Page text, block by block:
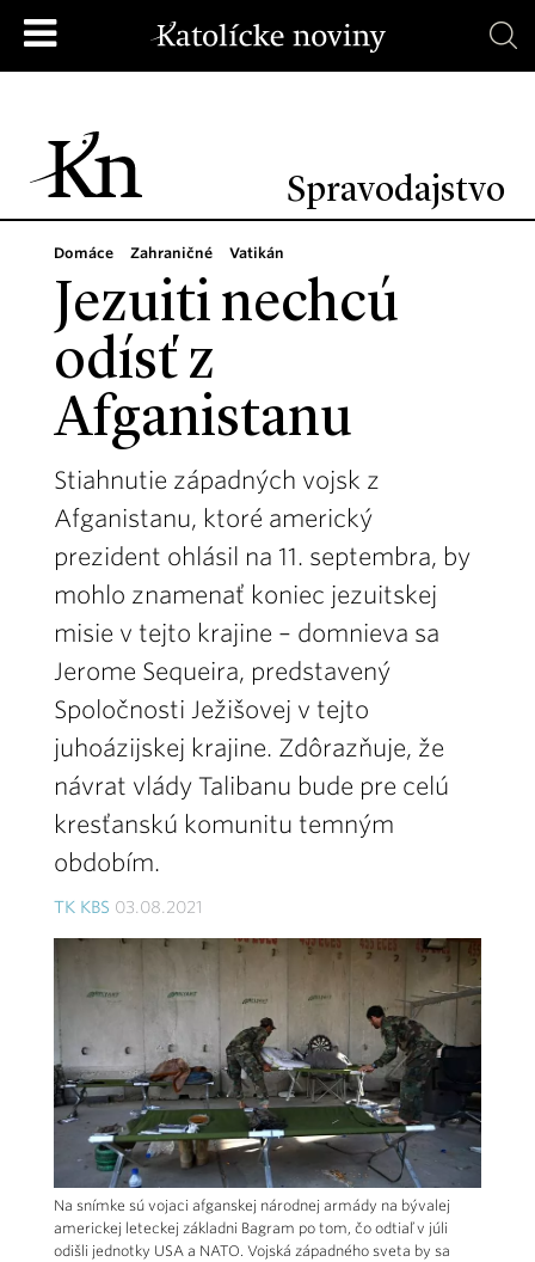
Spravodajstvo
Domáce Zahraničné Vatikán
Jezuiti nechcú
odísť z
Afganistanu
Stiahnutie západných vojsk z
Afganistanu, ktoré americký
prezident ohlásil na 11. septembra, by
mohlo znamenať koniec jezuitskej
misie v tejto krajine – domnieva sa
Jerome Sequeira, predstavený
Spoločnosti Ježišovej v tejto
juhoázijskej krajine. Zdôrazňuje, že
návrat vlády Talibanu bude pre celú
kresťanskú komunitu temným
obdobím.
TK KBS 03.08.2021
Na snímke sú vojaci afganskej národnej armády na bývalej
americkej leteckej základni Bagram po tom, čo odtiaľ v júli
odišli jednotky USA a NATO. Vojská západného sveta by sa